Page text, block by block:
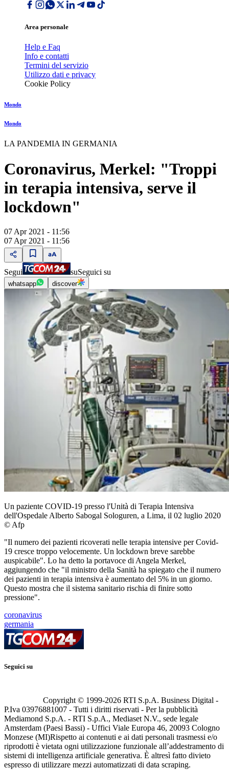
Area personale
Help e Faq
Info e contatti
Termini del servizio
Utilizzo dati e privacy
Cookie Policy
Mondo
Mondo
LA PANDEMIA IN GERMANIA
Coronavirus, Merkel: "Troppi
in terapia intensiva, serve il
lockdown"
07 Apr 2021 - 11:56
07 Apr 2021 - 11:56
Segui suSeguici su
whatsapp discover
Un paziente COVID-19 presso l'Unità di Terapia Intensiva
dell'Ospedale Alberto Sabogal Sologuren, a Lima, il 02 luglio 2020
© Afp
"Il numero dei pazienti ricoverati nelle terapia intensive per Covid-
19 cresce troppo velocemente. Un lockdown breve sarebbe
auspicabile". Lo ha detto la portavoce di Angela Merkel,
aggiungendo che "il ministro della Sanità ha spiegato che il numero
dei pazienti in terapia intensiva è aumentato del 5% in un giorno.
Questo mostra che il sistema sanitario rischia di finire sotto
pressione".
coronavirus
germania
Seguici su
Copyright © 1999-2026 RTI S.p.A. Business Digital -
P.Iva 03976881007 - Tutti i diritti riservati - Per la pubblicità
Mediamond S.p.A. - RTI S.p.A., Mediaset N.V., sede legale
Amsterdam (Paesi Bassi) - Uffici Viale Europa 46, 20093 Cologno
Monzese (MI)Rispetto ai contenuti e ai dati personali trasmessi e/o
riprodotti è vietata ogni utilizzazione funzionale all’addestramento di
sistemi di intelligenza artificiale generativa. È altresì fatto divieto
espresso di utilizzare mezzi automatizzati di data scraping.